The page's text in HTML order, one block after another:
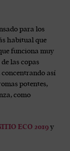
para los
habitual que
funciona muy
las copas
concentrando así
potentes,
como
ECO 2019 y